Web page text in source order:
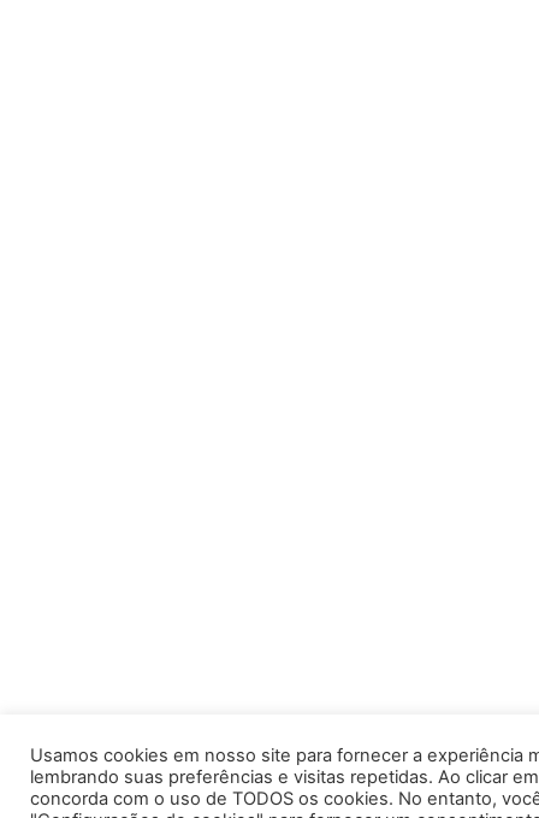
Usamos cookies em nosso site para fornecer a experiência
lembrando suas preferências e visitas repetidas. Ao clicar
concorda com o uso de TODOS os cookies. No entanto,